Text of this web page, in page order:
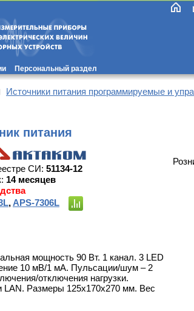
Персональный раздел
Источники питания программируемые и
питания
СИ: 51134-12
14 месяцев
, APS-7306L
мощность 90 Вт. 1 канал. 3 LED
10 мВ/1 мА. Пульсации/шум – 2
отключения нагрузки.
LAN. Размеры 125x170x270 мм. Вес